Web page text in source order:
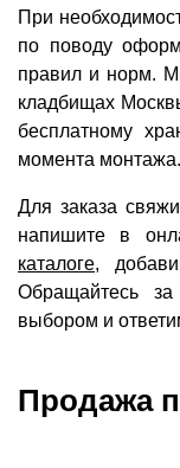
При
по поводу
правил и норм.
кладбищах
бесплатному
момента монтажа.
Для заказа
напишите в
каталоге,
Обращайтесь
выбором и
Продажа